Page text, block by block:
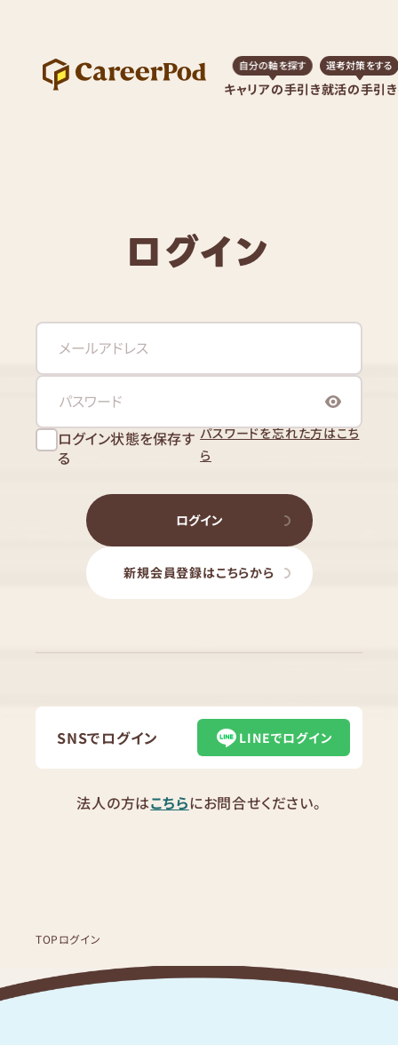
キャリアの手引き
自分の軸を探す
就活の手引き
選考対策をする
ログイン
ログイン状態を保存す
る
パスワードを忘れた方はこち
ら
ログイン
新規会員登録はこちらから
SNSでログイン LINEでログイン
法人の方はこちらにお問合せください。
TOPログイン